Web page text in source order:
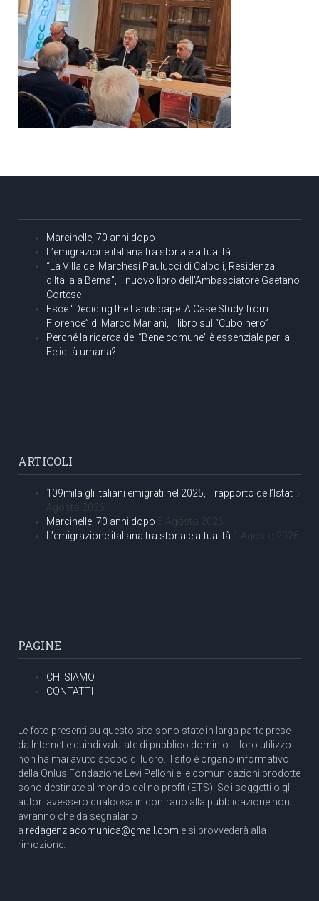
Marcinelle, 70 anni dopo
L’emigrazione italiana tra storia e attualità
“La Villa dei Marchesi Paulucci di Calboli, Residenza
d’Italia a Berna”, il nuovo libro dell’Ambasciatore Gaetano
Cortese
Esce “Deciding the Landscape. A Case Study from
Florence” di Marco Mariani, il libro sul “Cubo nero”
Perché la ricerca del “Bene comune” è essenziale per la
Felicità umana?
ARTICOLI
109mila gli italiani emigrati nel 2025, il rapporto dell’Istat 5
Agosto 2026
Marcinelle, 70 anni dopo 5 Agosto 2026
L’emigrazione italiana tra storia e attualità 1 Agosto 2026
PAGINE
CHI SIAMO
CONTATTI
Le foto presenti su questo sito sono state in larga parte prese
da Internet e quindi valutate di pubblico dominio. Il loro utilizzo
non ha mai avuto scopo di lucro. Il sito è organo informativo
della Onlus Fondazione Levi Pelloni e le comunicazioni prodotte
sono destinate al mondo del no profit (ETS). Se i soggetti o gli
autori avessero qualcosa in contrario alla pubblicazione non
avranno che da segnalarlo
a redagenziacomunica@gmail.com e si provvederà alla
rimozione.